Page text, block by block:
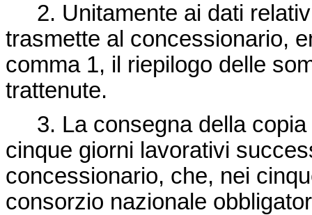
2. Unitamente ai dati
trasmette al concessionario,
comma 1, il riepilogo delle
trattenute.
3. La consegna della copia
cinque giorni lavorativi
concessionario, che, nei
consorzio nazionale